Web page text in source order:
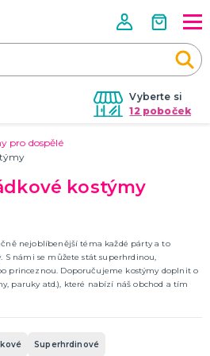
Vyberte si
12 poboček
❤️
pro dospělé
kostýmy
nejoblíbenější téma každé párty a to
S námi se můžete stát superhrdinou,
princeznou. Doporučujeme kostýmy doplnit o
paruky atd.), které nabízí náš obchod a tím
soutěži.
Superhrdinové